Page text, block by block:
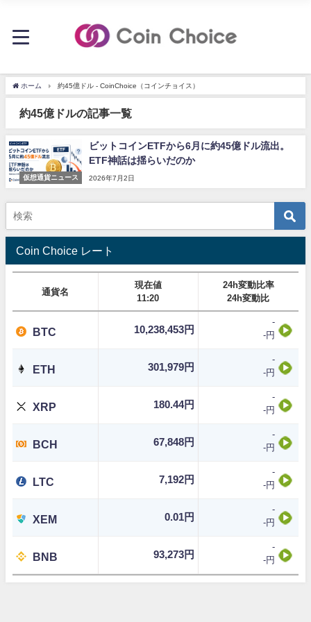
ホーム 約45億ドル - CoinChoice（コインチョイス）
約45億ドルの記事一覧
仮想通貨ニュース
ビットコインETFから6月に約45億ドル流出。
ETF神話は揺らいだのか
2026年7月2日
Coin Choice レート
通貨名
現在値
11:20
24h変動比率
24h変動比
BTC 10,238,453円
-
-円
ETH 301,979円
-
-円
XRP 180.44円
-
-円
BCH 67,848円
-
-円
LTC 7,192円
-
-円
XEM 0.01円
-
-円
BNB 93,273円
-
-円